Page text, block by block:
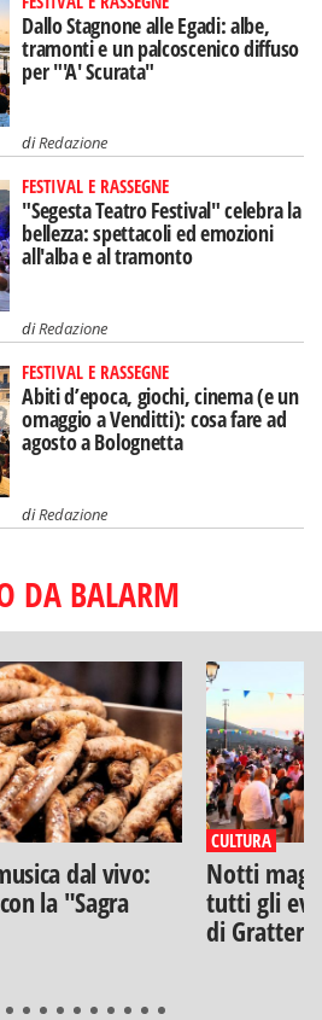
Dallo Stagnone alle Egadi: albe,
tramonti e un palcoscenico diffuso
per "'A' Scurata"
diRedazione
FESTIVAL E RASSEGNE
"Segesta Teatro Festival" celebra la
bellezza: spettacoli ed emozioni
all'alba e al tramonto
diRedazione
FESTIVAL E RASSEGNE
Abiti d’epoca, giochi, cinema (e un
omaggio a Venditti): cosa fare ad
agosto a Bolognetta
diRedazione
DA BALARM
dal vivo:
la "Sagra
CULTURA
Notti
tutti gli
di Gratteri